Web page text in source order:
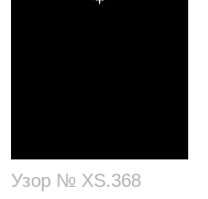
Узор № XS.368